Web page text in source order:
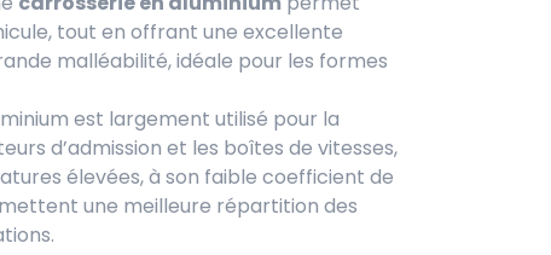
tout en offrant une excellente
malléabilité, idéale pour les formes
est largement utilisé pour la
d’admission et les boîtes de vitesses,
élevées, à son faible coefficient de
une meilleure répartition des